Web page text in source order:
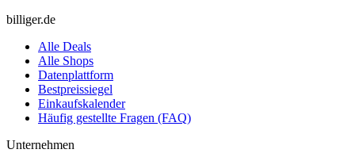
billiger.de
Alle Deals
Alle Shops
Datenplattform
Bestpreissiegel
Einkaufskalender
Häufig gestellte Fragen (FAQ)
Unternehmen